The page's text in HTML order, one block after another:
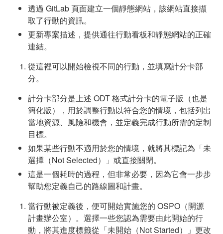
透過 GitLab 頁面建立一個靜態網站，該網站直接擷
取了行動的資訊。
更新專案描述，提供通往行動看板和靜態網站的正確
連結。
從這裡可以開始檢視不同的行動，並填寫計分卡部
分。
計分卡部分是上述 ODT 格式計分卡的電子版（也是
簡化版），用於調整行動以符合您的情境，包括列出
當地資源、風險和機會，並定義完成行動所需的定制
目標。
如果某些行動不適用於您的情境，就將其標記為「未
選擇（Not Selected）」或直接關閉。
這是一個耗時的過程，但非常必要，因為它會一步步
幫助您定義自己的路線圖和計畫。
當行動被定義後，便可開始實施您的 OSPO（開源
計畫辦公室）。選擇一些您認為需要由此開始的行
動，將其進度標籤從「未開始（Not Started）」更改